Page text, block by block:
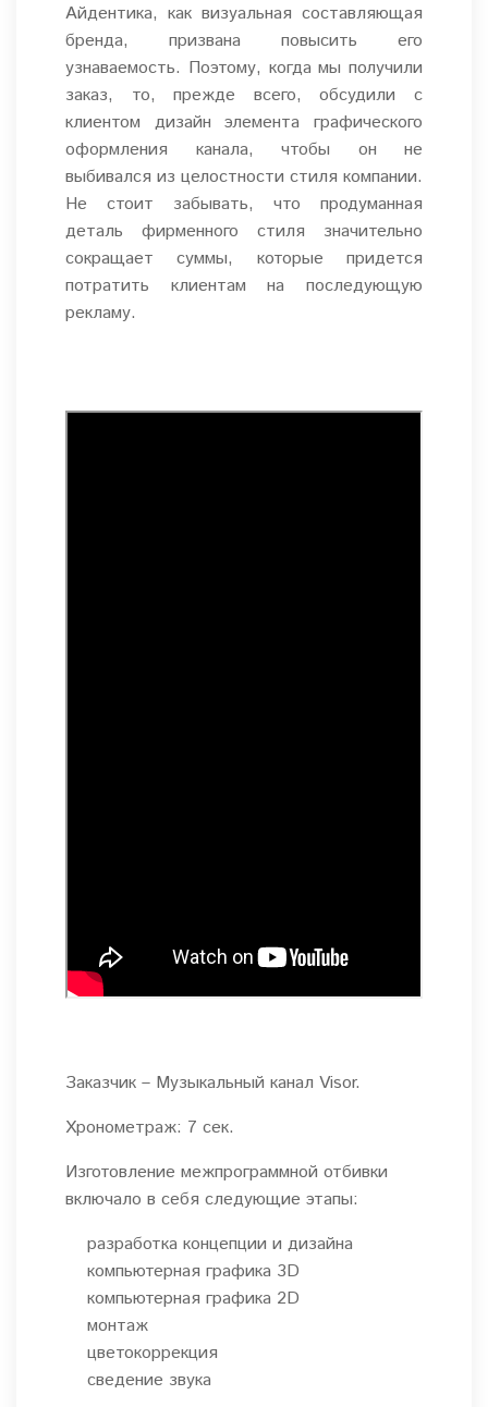
Айдентика, как визуальная составляющая
бренда, призвана повысить его
узнаваемость. Поэтому, когда мы получили
заказ, то, прежде всего, обсудили с
клиентом дизайн элемента графического
оформления канала, чтобы он не
выбивался из целостности стиля компании.
Не стоит забывать, что продуманная
деталь фирменного стиля значительно
сокращает суммы, которые придется
потратить клиентам на последующую
рекламу.
Заказчик – Музыкальный канал Visor.
Хронометраж: 7 сек.
Изготовление межпрограммной отбивки
включало в себя следующие этапы:
разработка концепции и дизайна
компьютерная графика 3D
компьютерная графика 2D
монтаж
цветокоррекция
сведение звука